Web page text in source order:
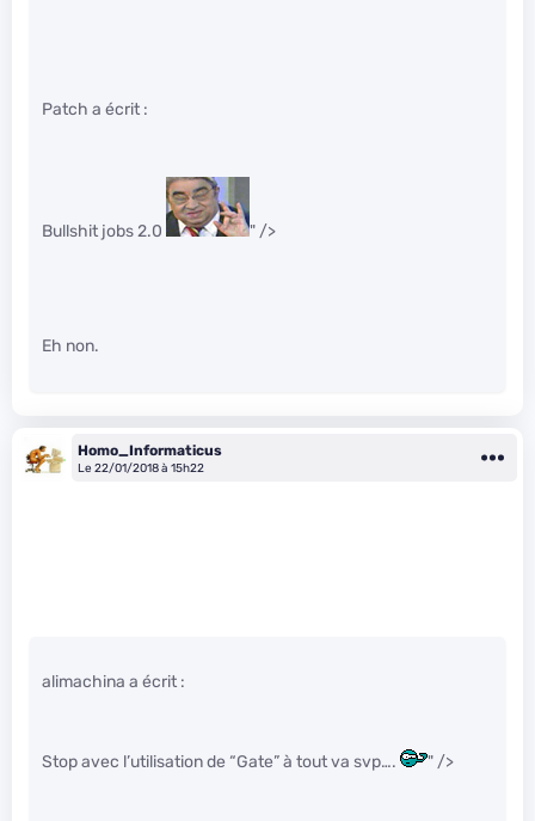
Patch a écrit :
Bullshit jobs 2.0 " />
Eh non.
Homo_Informaticus
Le 22/01/2018 à 15h22
alimachina a écrit :
Stop avec l’utilisation de “Gate” à tout va svp…. " />